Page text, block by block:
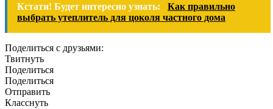
Кстати! Будет интересно узнать:
Как правильно
выбрать утеплитель для цоколя частного дома
Поделиться с друзьями:
Твитнуть
Поделиться
Поделиться
Отправить
Класснуть